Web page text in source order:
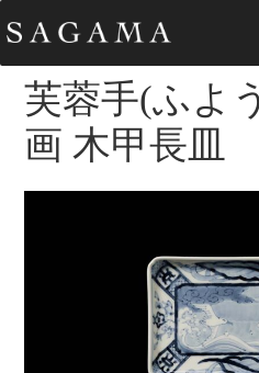
芙蓉手(ふよ
画 木甲長皿